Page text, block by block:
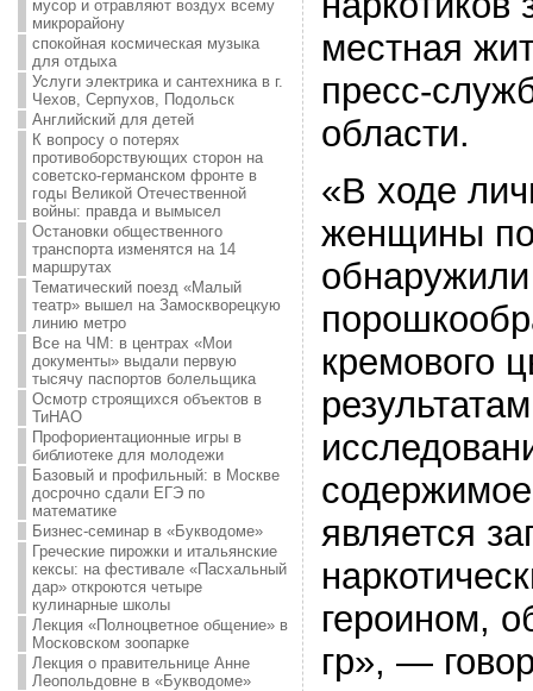
мусор и отравляют воздух всему
микрорайону
спокойная космическая музыка
для отдыха
Услуги электрика и сантехника в г.
Чехов, Серпухов, Подольск
Английский для детей
К вопросу о потерях
противоборствующих сторон на
советско-германском фронте в
годы Великой Отечественной
войны: правда и вымысел
Остановки общественного
транспорта изменятся на 14
маршрутах
Тематический поезд «Малый
театр» вышел на Замоскворецкую
линию метро
Все на ЧМ: в центрах «Мои
документы» выдали первую
тысячу паспортов болельщика
Осмотр строящихся объектов в
ТиНАО
Профориентационные игры в
библиотеке для молодежи
Базовый и профильный: в Москве
досрочно сдали ЕГЭ по
математике
Бизнес-семинар в «Букводоме»
Греческие пирожки и итальянские
кексы: на фестивале «Пасхальный
дар» откроются четыре
кулинарные школы
Лекция «Полноцветное общение» в
Московском зоопарке
Лекция о правительнице Анне
Леопольдовне в «Букводоме»
местная
пресс-
области.
«В ходе
женщины
кремового
является
героином,
гр», —